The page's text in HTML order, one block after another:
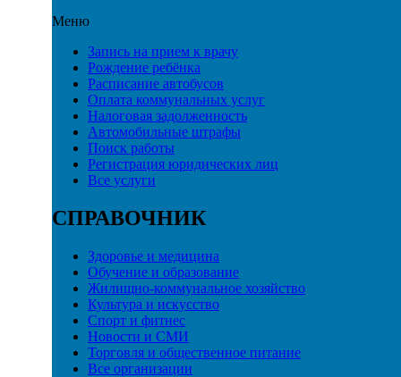
Меню
Запись на прием к врачу
Рождение ребёнка
Расписание автобусов
Оплата коммунальных услуг
Налоговая задолженность
Автомобильные штрафы
Поиск работы
Регистрация юридических лиц
Все услуги
СПРАВОЧНИК
Здоровье и медицина
Обучение и образование
Жилищно-коммунальное хозяйство
Культура и искусство
Спорт и фитнес
Новости и СМИ
Торговля и общественное питание
Все организации